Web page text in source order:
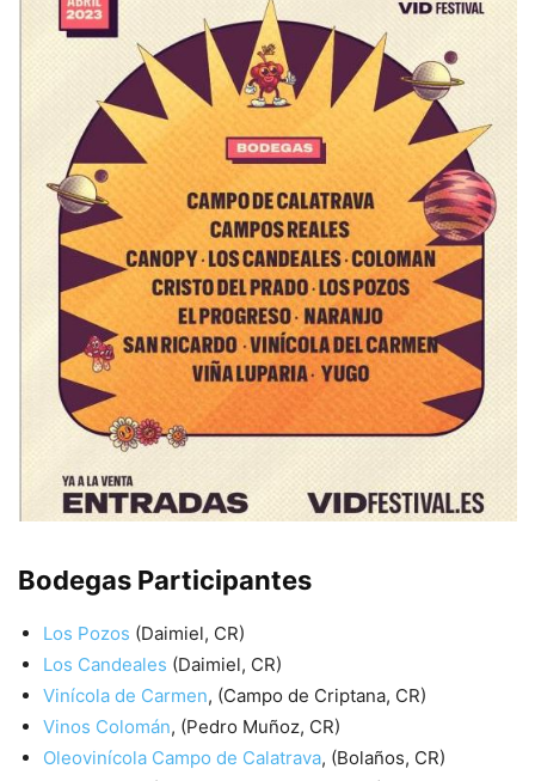
Bodegas Participantes
Los Pozos (Daimiel, CR)
Los Candeales (Daimiel, CR)
Vinícola de Carmen, (Campo de Criptana, CR)
Vinos Colomán, (Pedro Muñoz, CR)
Oleovinícola Campo de Calatrava, (Bolaños, CR)